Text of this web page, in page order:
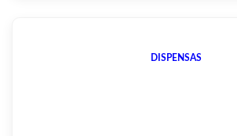
DISPENSAS